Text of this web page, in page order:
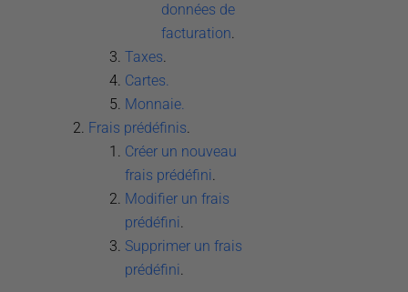
données de
facturation.
Taxes.
Cartes.
Monnaie.
Frais prédéfinis.
Créer un nouveau
frais prédéfini.
Modifier un frais
prédéfini.
Supprimer un frais
prédéfini.